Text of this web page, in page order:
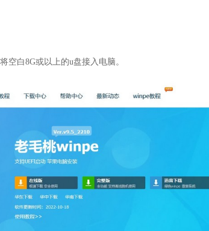
空白8G或以上的u盘接入电脑。